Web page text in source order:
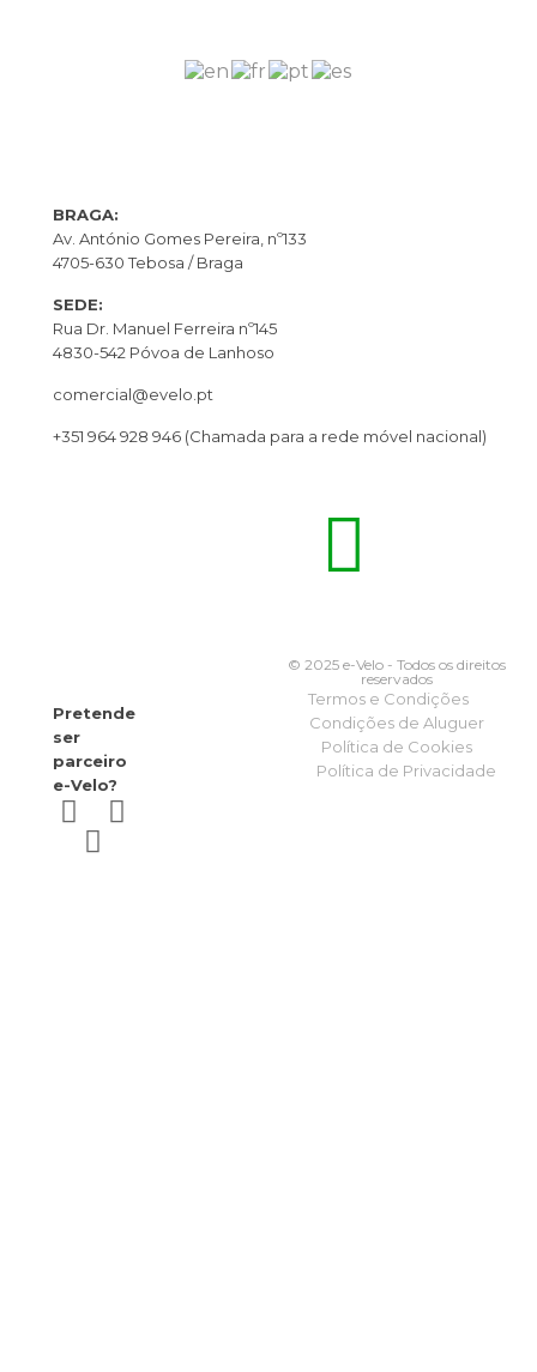
BRAGA:
Av. António Gomes Pereira, nº133
4705-630 Tebosa / Braga
SEDE:
Rua Dr. Manuel Ferreira nº145
4830-542 Póvoa de Lanhoso
comercial@evelo.pt
+351 964 928 946 (Chamada para a rede móvel nacional)
Pretende
ser
parceiro
e-Velo?
© 2025 e-Velo - Todos os direitos
reservados
Termos e Condições
Condições de Aluguer
Política de Cookies
Política de Privacidade